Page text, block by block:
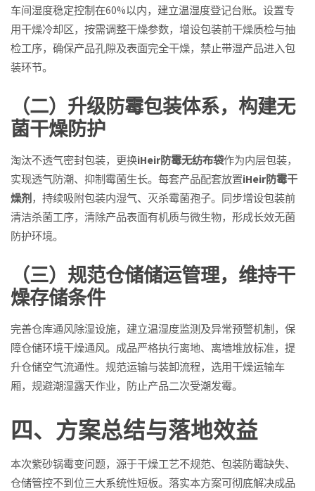
车间湿度稳定控制在60%以内，建立温湿度登记台账。设置专
用干燥冷却区，按需调整干燥参数，增设包装前干燥质检与抽
检工序，确保产品孔隙及表面完全干燥，禁止带湿产品进入包
装环节。
（二）升级防霉包装体系，构建无
菌干燥防护
淘汰不透气密封包装，更换iHeir防霉无纺布袋作为内层包装，
实现透气防潮、抑制霉菌生长。每套产品配套放置iHeir防霉干
燥剂 ，持续吸附包装内湿气、灭杀霉菌孢子。同步增设包装前
清洁杀菌工序，清除产品表面有机质与微生物，形成长效无菌
防护环境。
（三）规范仓储储运管理，维持干
燥存储条件
完善仓库通风除湿设施，建立温湿度监测及异常预警机制，保
障仓储环境干燥通风。成品严格执行离地、离墙堆放标准，提
升仓储空气流通性。规范运输与装卸流程，选用干燥运输车
厢，规避潮湿露天作业，防止产品二次受潮发霉。
四、方案总结与落地效益
本次紫砂锅霉变问题，源于干燥工艺不规范、包装防霉缺失、
仓储管控不到位三大系统性短板。落实本方案可彻底解决成品